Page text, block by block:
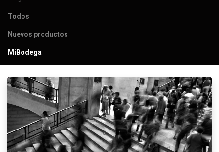
Todos
Nuevos productos
MiBodega